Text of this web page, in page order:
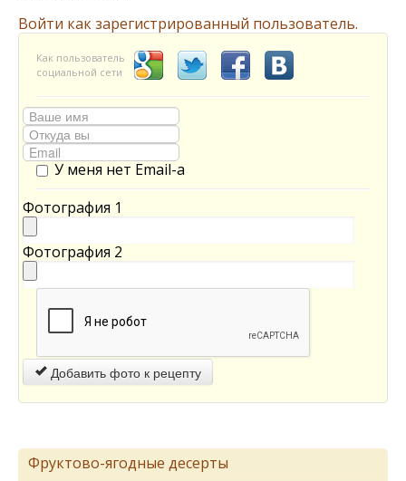
Войти как зарегистрированный пользователь.
Как пользователь
социальной сети
У меня нет Email-а
Фотография 1
Фотография 2
Добавить фото к рецепту
Фруктово-ягодные десерты